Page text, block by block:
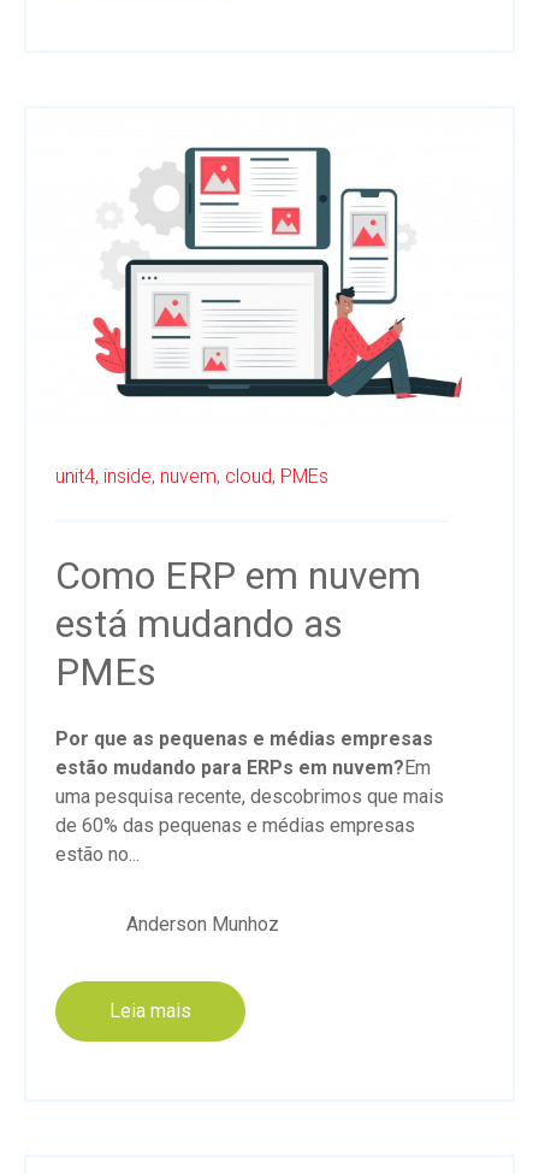
unit4, inside, nuvem, cloud, PMEs
Como ERP em nuvem
está mudando as
PMEs
Por que as pequenas e médias empresas
estão mudando para ERPs em nuvem?Em
uma pesquisa recente, descobrimos que mais
de 60% das pequenas e médias empresas
estão no...
Anderson Munhoz
Leia mais